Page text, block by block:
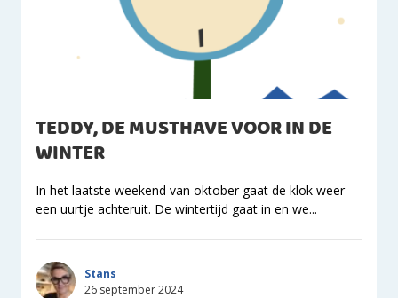
TEDDY, DE MUSTHAVE VOOR IN DE
WINTER
In het laatste weekend van oktober gaat de klok weer
een uurtje achteruit. De wintertijd gaat in en we...
Stans
26 september 2024